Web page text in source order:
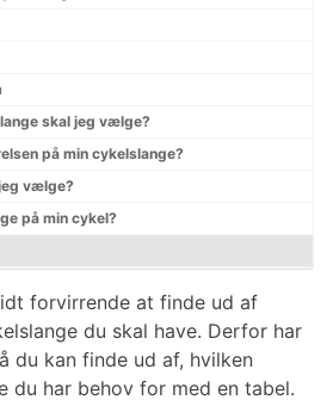
skal jeg vælge?
på min cykelslange?
vælge?
på min cykel?
forvirrende at finde ud af
du skal have. Derfor har
du kan finde ud af, hvilken
du har behov for med en tabel.